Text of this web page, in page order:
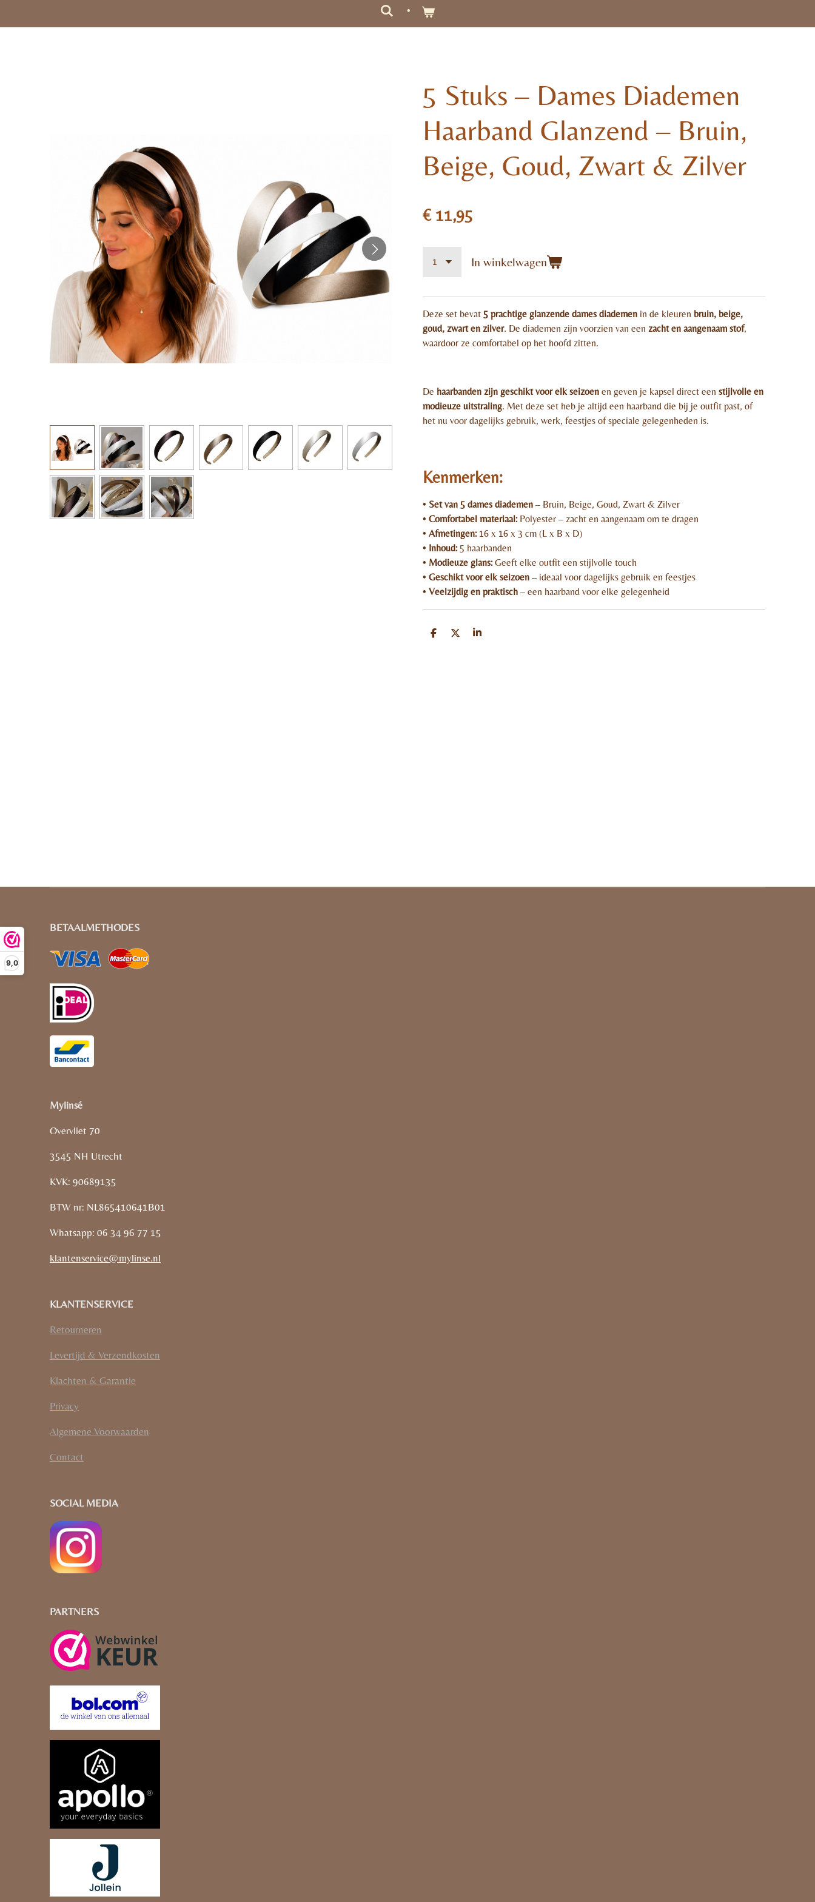
9,0
5 Stuks – Dames Diademen
Haarband Glanzend – Bruin,
Beige, Goud, Zwart & Zilver
€ 11,95
In winkelwagen
Deze set bevat 5 prachtige glanzende dames diademen in de kleuren bruin, beige,
goud, zwart en zilver. De diademen zijn voorzien van een zacht en aangenaam stof,
waardoor ze comfortabel op het hoofd zitten.
De haarbanden zijn geschikt voor elk seizoen en geven je kapsel direct een stijlvolle en
modieuze uitstraling. Met deze set heb je altijd een haarband die bij je outfit past, of
het nu voor dagelijks gebruik, werk, feestjes of speciale gelegenheden is.
Kenmerken:
• Set van 5 dames diademen – Bruin, Beige, Goud, Zwart & Zilver
• Comfortabel materiaal:Polyester – zacht en aangenaam om te dragen
• Afmetingen:16 x 16 x 3 cm (L x B x D)
• Inhoud:5 haarbanden
• Modieuze glans:Geeft elke outfit een stijlvolle touch
• Geschikt voor elk seizoen – ideaal voor dagelijks gebruik en feestjes
• Veelzijdig en praktisch – een haarband voor elke gelegenheid
D
D
S
BETAALMETHODES
Mylinsé
Overvliet 70
3545 NH Utrecht
KVK: 90689135
BTW nr: NL865410641B01
Whatsapp: 06 34 96 77 15
klantenservice@mylinse.nl
KLANTENSERVICE
Retourneren
Levertijd & Verzendkosten
Klachten & Garantie
Privacy
Algemene Voorwaarden
Contact
SOCIAL MEDIA
PARTNERS